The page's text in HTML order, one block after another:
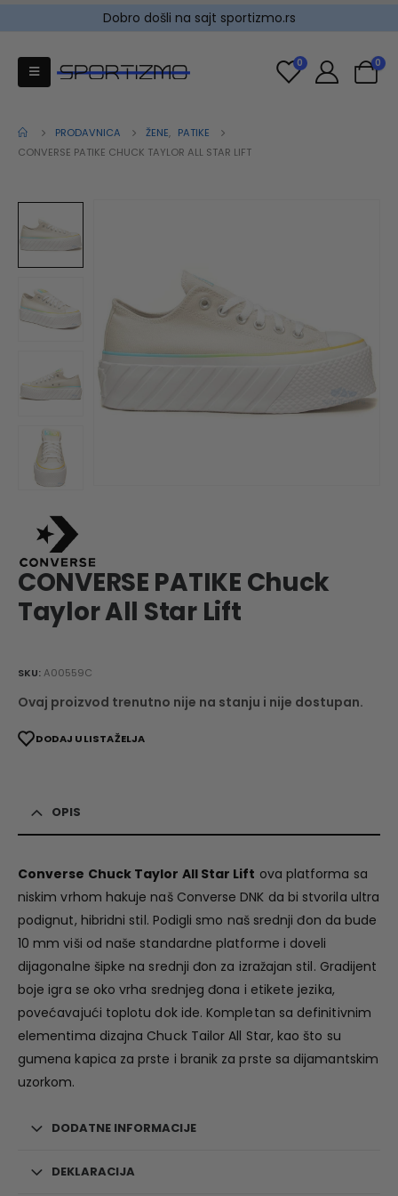
Dobro došli na sajt sportizmo.rs
0 0
PRODAVNICA ŽENE, PATIKE
CONVERSE PATIKE CHUCK TAYLOR ALL STAR LIFT
CONVERSE PATIKE Chuck
Taylor All Star Lift
SKU:A00559C
Ovaj proizvod trenutno nije na stanju i nije dostupan.
DODAJ U LISTA ŽELJA
OPIS
Converse Chuck Taylor All Star Lift ova platforma sa
niskim vrhom hakuje naš Converse DNK da bi stvorila ultra
podignut, hibridni stil. Podigli smo naš srednji đon da bude
10 mm viši od naše standardne platforme i doveli
dijagonalne šipke na srednji đon za izražajan stil. Gradijent
boje igra se oko vrha srednjeg đona i etikete jezika,
povećavajući toplotu dok ide. Kompletan sa definitivnim
elementima dizajna Chuck Tailor All Star, kao što su
gumena kapica za prste i branik za prste sa dijamantskim
uzorkom.
DODATNE INFORMACIJE
DEKLARACIJA